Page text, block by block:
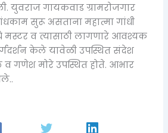
युवराज गायकवाड ग्रामरोजगार
सुरू असताना महात्मा गांधी
मस्टर व त्यासाठी लागणारे आवश्यक
केले यावेळी उपस्थित संदेश
गणेश मोरे उपस्थित होते. आभार